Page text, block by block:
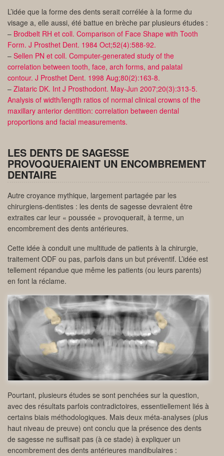
L’idée que la forme des dents serait corrélée à la forme du
visage a, elle aussi, été battue en brèche par plusieurs études :
– Brodbelt RH et coll. Comparison of Face Shape with Tooth
Form. J Prosthet Dent. 1984 Oct;52(4):588-92.
– Sellen PN et coll. Computer-generated study of the
correlation between tooth, face, arch forms, and palatal
contour. J Prosthet Dent. 1998 Aug;80(2):163-8.
– Zlataric DK. Int J Prosthodont. May-Jun 2007;20(3):313-5.
Analysis of width/length ratios of normal clinical crowns of the
maxillary anterior dentition: correlation between dental
proportions and facial measurements.
LES DENTS DE SAGESSE
PROVOQUERAIENT UN ENCOMBREMENT
DENTAIRE
Autre croyance mythique, largement partagée par les
chirurgiens-dentistes : les dents de sagesse devraient être
extraites car leur « poussée » provoquerait, à terme, un
encombrement des dents antérieures.
Cette idée à conduit une multitude de patients à la chirurgie,
traitement ODF ou pas, parfois dans un but préventif. L’idée est
tellement répandue que même les patients (ou leurs parents)
en font la réclame.
Pourtant, plusieurs études se sont penchées sur la question,
avec des résultats parfois contradictoires, essentiellement liés à
certains biais méthodologiques. Mais deux méta-analyses (plus
haut niveau de preuve) ont conclu que la présence des dents
de sagesse ne suffisait pas (à ce stade) à expliquer un
encombrement des dents antérieures mandibulaires :